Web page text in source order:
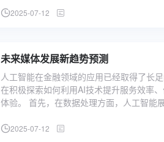
2025-07-12
未来媒体发展新趋势预测
人工智能在金融领域的应用已经取得了长
在积极探索如何利用AI技术提升服务效率
体验。 首先，在数据处理方面，人工智能
2025-07-12